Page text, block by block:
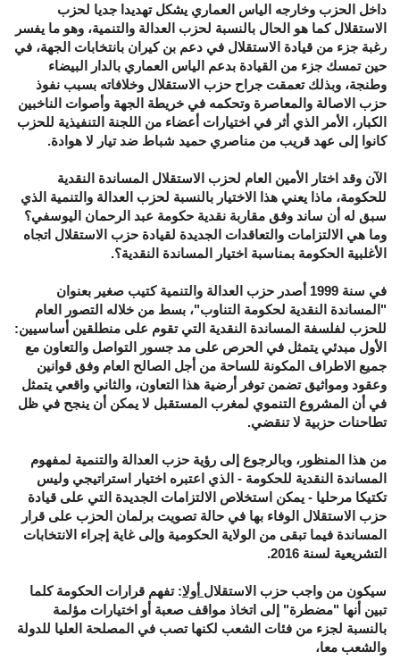
داخل الحزب وخارجه الياس العماري يشكل تهديدا جديا لحزب
الاستقلال كما هو الحال بالنسبة لحزب العدالة والتنمية، وهو ما يفسر
رغبة جزء من قيادة الاستقلال في دعم بن كيران بانتخابات الجهة، في
حين تمسك جزء من القيادة بدعم الياس العماري بالدار البيضاء
وطنجة، وبذلك تعمقت جراح حزب الاستقلال وخلافاته بسبب نفوذ
حزب الاصالة والمعاصرة وتحكمه في خريطة الجهة وأصوات الناخبين
الكبار، الأمر الذي أثر في اختيارات أعضاء من اللجنة التنفيذية للحزب
كانوا إلى عهد قريب من مناصري حميد شباط ضد تيار لا هوادة.
الآن وقد اختار الأمين العام لحزب الاستقلال المساندة النقدية
للحكومة، ماذا يعني هذا الاختيار بالنسبة لحزب العدالة والتنمية الذي
سبق له أن ساند وفق مقاربة نقدية حكومة عبد الرحمان اليوسفي؟
وما هي الالتزامات والتعاقدات الجديدة لقيادة حزب الاستقلال اتجاه
الأغلبية الحكومة بمناسبة اختيار المساندة النقدية؟.
في سنة 1999 أصدر حزب العدالة والتنمية كتيب صغير بعنوان
"المساندة النقدية لحكومة التناوب"، بسط من خلاله التصور العام
للحزب لفلسفة المساندة النقدية التي تقوم على منطلقين أساسيين:
الأول مبدئي يتمثل في الحرص على مد جسور التواصل والتعاون مع
جميع الاطراف المكونة للساحة من أجل الصالح العام وفق قوانين
وعقود ومواثيق تضمن توفر أرضية هذا التعاون، والثاني واقعي يتمثل
في أن المشروع التنموي لمغرب المستقبل لا يمكن أن ينجح في ظل
تطاحنات حزبية لا تنقضي.
من هذا المنظور، وبالرجوع إلى رؤية حزب العدالة والتنمية لمفهوم
المساندة النقدية للحكومة - الذي اعتبره اختيار استراتيجي وليس
تكتيكا مرحليا - يمكن استخلاص الالتزامات الجديدة التي على قيادة
حزب الاستقلال الوفاء بها في حالة تصويت برلمان الحزب على قرار
المساندة فيما تبقى من الولاية الحكومية وإلى غاية إجراء الانتخابات
التشريعية لسنة 2016.
سيكون من واجب حزب الاستقلال أولا: تفهم قرارات الحكومة كلما
تبين أنها "مضطرة" إلى اتخاذ مواقف صعبة أو اختيارات مؤلمة
بالنسبة لجزء من فئات الشعب لكنها تصب في المصلحة العليا للدولة
والشعب معا،